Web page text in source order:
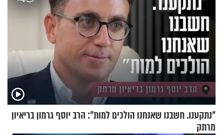
"נתקענו. חשבנו שאנחנו הולכים למות": הרב יוסף גרמון בריאיון
מרתק